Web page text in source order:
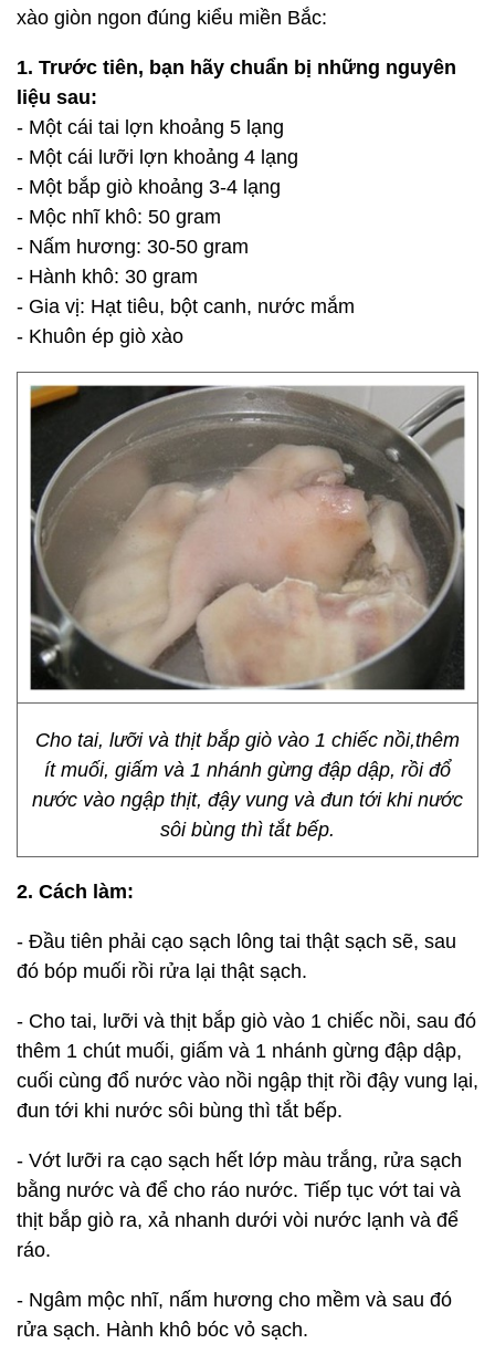
xào giòn ngon đúng kiểu miền Bắc:
1. Trước tiên, bạn hãy chuẩn bị những nguyên
liệu sau:
- Một cái tai lợn khoảng 5 lạng
- Một cái lưỡi lợn khoảng 4 lạng
- Một bắp giò khoảng 3-4 lạng
- Mộc nhĩ khô: 50 gram
- Nấm hương: 30-50 gram
- Hành khô: 30 gram
- Gia vị: Hạt tiêu, bột canh, nước mắm
- Khuôn ép giò xào
Cho tai, lưỡi và thịt bắp giò vào 1 chiếc nồi,thêm
ít muối, giấm và 1 nhánh gừng đập dập, rồi đổ
nước vào ngập thịt, đậy vung và đun tới khi nước
sôi bùng thì tắt bếp.
2. Cách làm:
- Đầu tiên phải cạo sạch lông tai thật sạch sẽ, sau
đó bóp muối rồi rửa lại thật sạch.
- Cho tai, lưỡi và thịt bắp giò vào 1 chiếc nồi, sau đó
thêm 1 chút muối, giấm và 1 nhánh gừng đập dập,
cuối cùng đổ nước vào nồi ngập thịt rồi đậy vung lại,
đun tới khi nước sôi bùng thì tắt bếp.
- Vớt lưỡi ra cạo sạch hết lớp màu trắng, rửa sạch
bằng nước và để cho ráo nước. Tiếp tục vớt tai và
thịt bắp giò ra, xả nhanh dưới vòi nước lạnh và để
ráo.
- Ngâm mộc nhĩ, nấm hương cho mềm và sau đó
rửa sạch. Hành khô bóc vỏ sạch.